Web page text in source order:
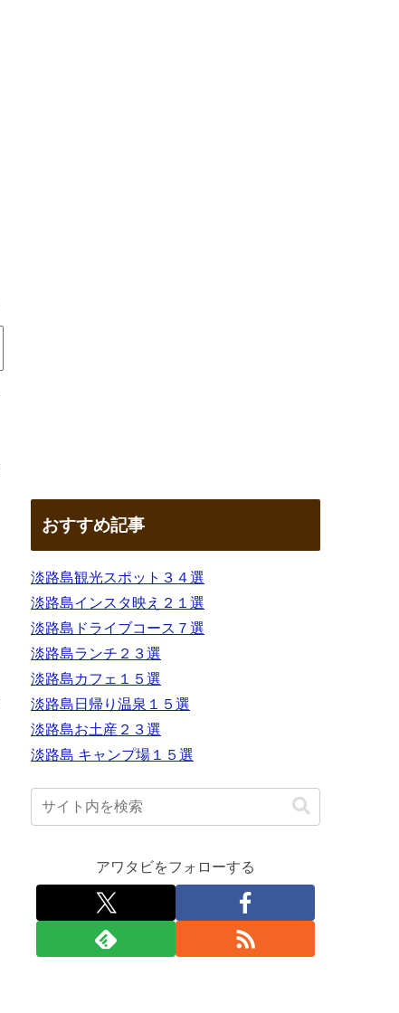
おすすめ記事
淡路島観光スポット３４選
淡路島インスタ映え２１選
淡路島ドライブコース７選
淡路島ランチ２３選
淡路島カフェ１５選
淡路島日帰り温泉１５選
淡路島お土産２３選
淡路島 キャンプ場１５選
アワタビをフォローする